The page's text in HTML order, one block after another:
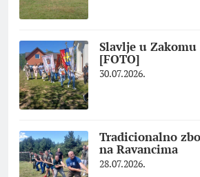
Slavlje u
[FOTO]
30.07.2026.
Tradicionalno
na Ravancima
28.07.2026.